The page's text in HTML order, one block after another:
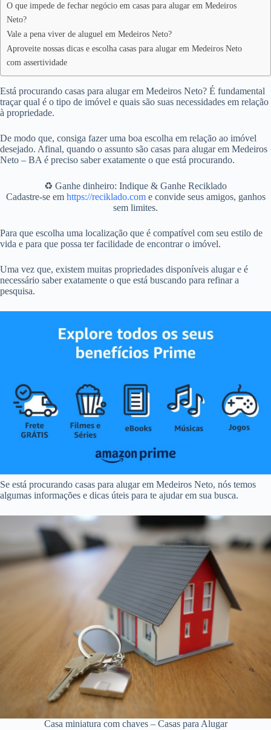
O que impede de fechar negócio em casas para alugar em Medeiros
Neto?
Vale a pena viver de aluguel em Medeiros Neto?
Aproveite nossas dicas e escolha casas para alugar em Medeiros Neto
com assertividade
Está procurando casas para alugar em Medeiros Neto? É fundamental
traçar qual é o tipo de imóvel e quais são suas necessidades em relação
à propriedade.
De modo que, consiga fazer uma boa escolha em relação ao imóvel
desejado. Afinal, quando o assunto são casas para alugar em Medeiros
Neto – BA é preciso saber exatamente o que está procurando.
♻️ Ganhe dinheiro: Indique & Ganhe Reciklado
Cadastre-se em https://reciklado.come convide seus amigos, ganhos
sem limites.
Para que escolha uma localização que é compatível com seu estilo de
vida e para que possa ter facilidade de encontrar o imóvel.
Uma vez que, existem muitas propriedades disponíveis alugar e é
necessário saber exatamente o que está buscando para refinar a
pesquisa.
Se está procurando casas para alugar em Medeiros Neto, nós temos
algumas informações e dicas úteis para te ajudar em sua busca.
Casa miniatura com chaves – Casas para Alugar